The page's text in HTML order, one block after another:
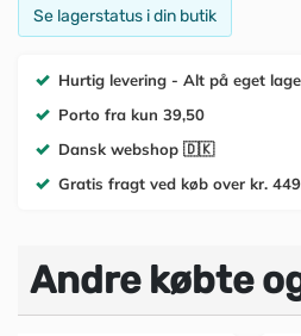
Se lagerstatus i din butik
Hurtig levering - Alt på eget
Porto fra kun 39,50
Dansk webshop 🇩🇰
Gratis fragt ved køb over kr.
Andre købte